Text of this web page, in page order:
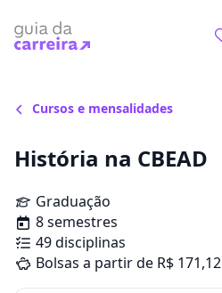
Cursos e mensalidades
História na CBEAD
Graduação
8 semestres
49 disciplinas
Bolsas a partir de R$ 171,12